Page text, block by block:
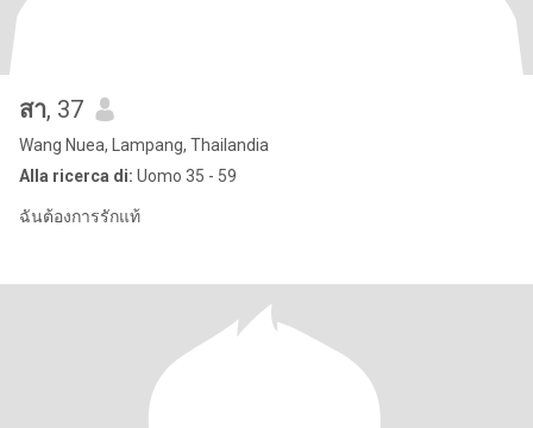
สา, 37
Wang Nuea, Lampang, Thailandia
Alla ricerca di: Uomo 35 - 59
ฉันต้องการรักแท้